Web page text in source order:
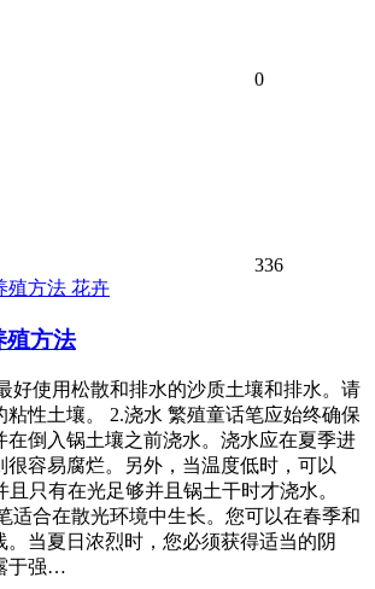
0
336
花卉
殖方法
好使用松散和排水的沙质土壤和排水。请
粘性土壤。 2.浇水 繁殖童话笔应始终确保
在倒入锅土壤之前浇水。浇水应在夏季进
很容易腐烂。另外，当温度低时，可以
且只有在光足够并且锅土干时才浇水。
适合在散光环境中生长。您可以在春季和
。当夏日浓烈时，您必须获得适当的阴
于强…